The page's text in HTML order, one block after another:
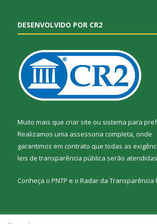
DESENVOLVIDO POR CR2
Muito mais que criar site ou sistema para
Realizamos uma assessoria completa, onde
garantimos em contrato que todas as
leis de transparência pública serão
Conheça o PNTP e o Radar da Transparência